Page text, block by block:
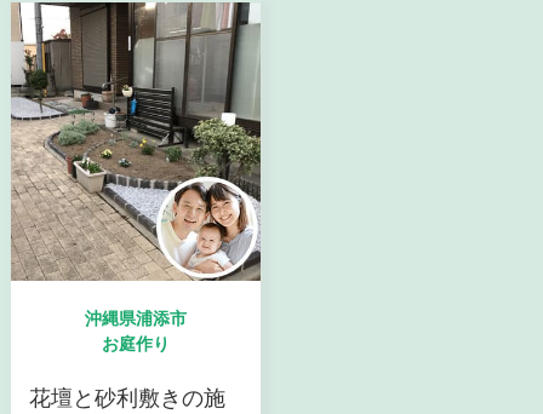
沖縄県浦添市
お庭作り
花壇と砂利敷きの施